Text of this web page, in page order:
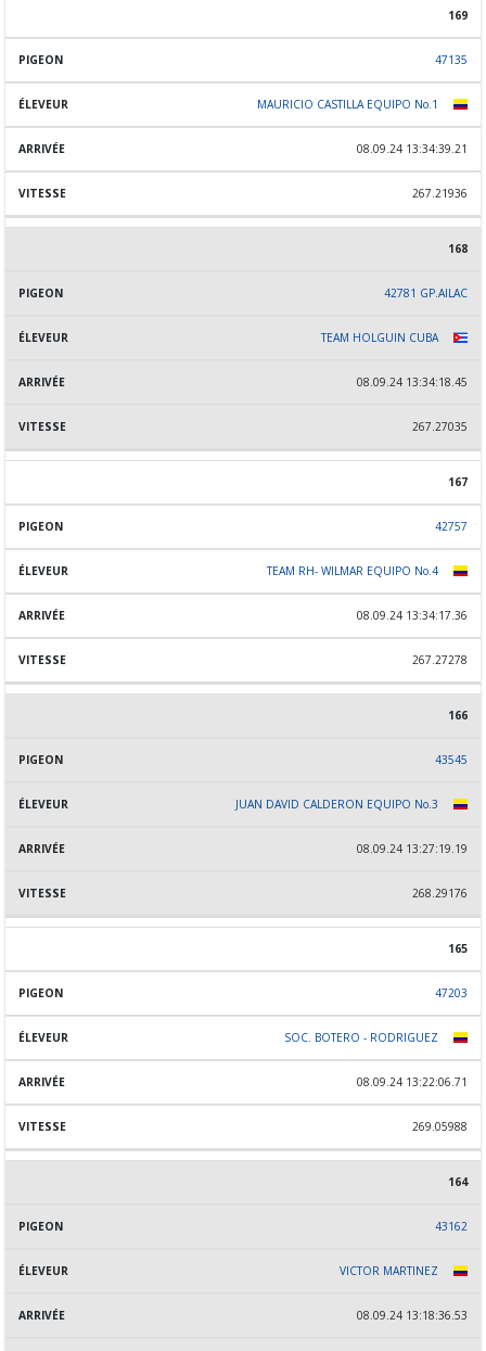
169
47135
MAURICIO CASTILLA EQUIPO No.1
08.09.24 13:34:39.21
267.21936
168
42781 GP.AILAC
TEAM HOLGUIN CUBA
08.09.24 13:34:18.45
267.27035
167
42757
TEAM RH- WILMAR EQUIPO No.4
08.09.24 13:34:17.36
267.27278
166
43545
JUAN DAVID CALDERON EQUIPO No.3
08.09.24 13:27:19.19
268.29176
165
47203
SOC. BOTERO - RODRIGUEZ
08.09.24 13:22:06.71
269.05988
164
43162
VICTOR MARTINEZ
08.09.24 13:18:36.53